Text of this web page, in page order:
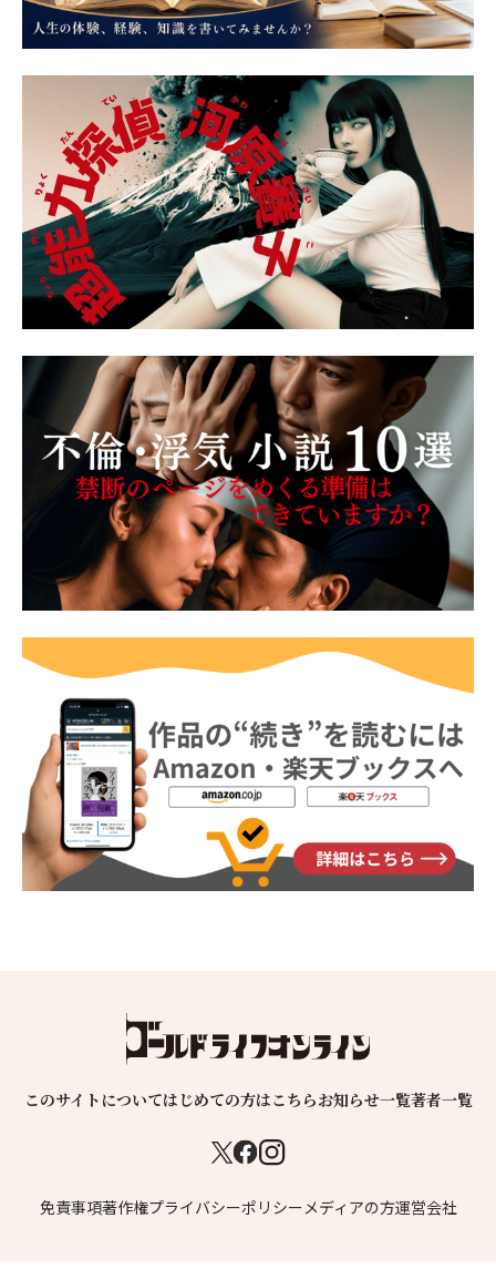
このサイトについてはじめての方はこちらお知らせ一覧著者一覧
免責事項著作権プライバシーポリシー メディアの方運営会社